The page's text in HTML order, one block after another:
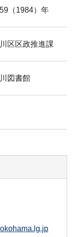
（1984）年
区区政推進課
図書館